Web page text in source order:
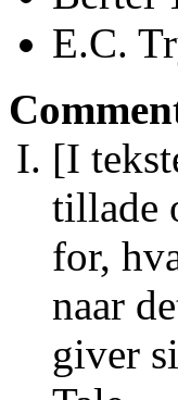
E.C.
[I
tillade
for,
naar
giver